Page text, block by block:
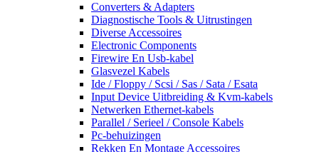
Converters & Adapters
Diagnostische Tools & Uitrustingen
Diverse Accessoires
Electronic Components
Firewire En Usb-kabel
Glasvezel Kabels
Ide / Floppy / Scsi / Sas / Sata / Esata
Input Device Uitbreiding & Kvm-kabels
Netwerken Ethernet-kabels
Parallel / Serieel / Console Kabels
Pc-behuizingen
Rekken En Montage Accessoires